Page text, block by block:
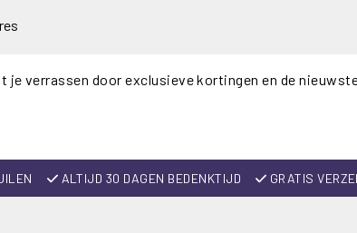
je verrassen door exclusieve kortingen en de
ALTIJD 30 DAGEN BEDENKTIJD GRATIS